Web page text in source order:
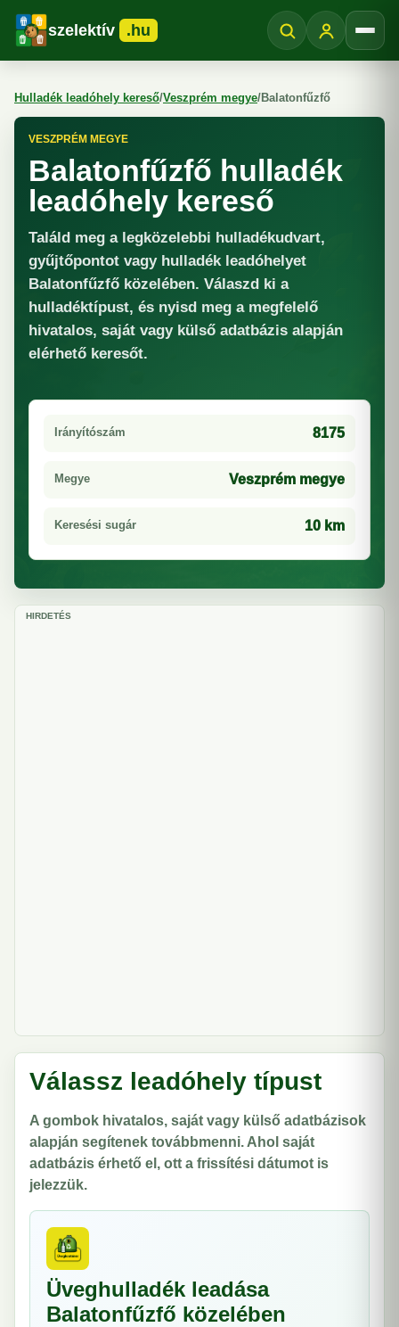
szelektív .hu
Hulladék leadóhely kereső/Veszprém megye/Balatonfűzfő
VESZPRÉM MEGYE
Balatonfűzfő hulladék
leadóhely kereső
Találd meg a legközelebbi hulladékudvart,
gyűjtőpontot vagy hulladék leadóhelyet
Balatonfűzfő közelében. Válaszd ki a
hulladéktípust, és nyisd meg a megfelelő
hivatalos, saját vagy külső adatbázis alapján
elérhető keresőt.
Irányítószám 8175
Megye Veszprém megye
Keresési sugár 10 km
HIRDETÉS
Válassz leadóhely típust
A gombok hivatalos, saját vagy külső adatbázisok
alapján segítenek továbbmenni. Ahol saját
adatbázis érhető el, ott a frissítési dátumot is
jelezzük.
Üveghulladék leadása
Balatonfűzfő közelében